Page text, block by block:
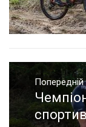
Навігація
записівПопередній
Попередній
запис: